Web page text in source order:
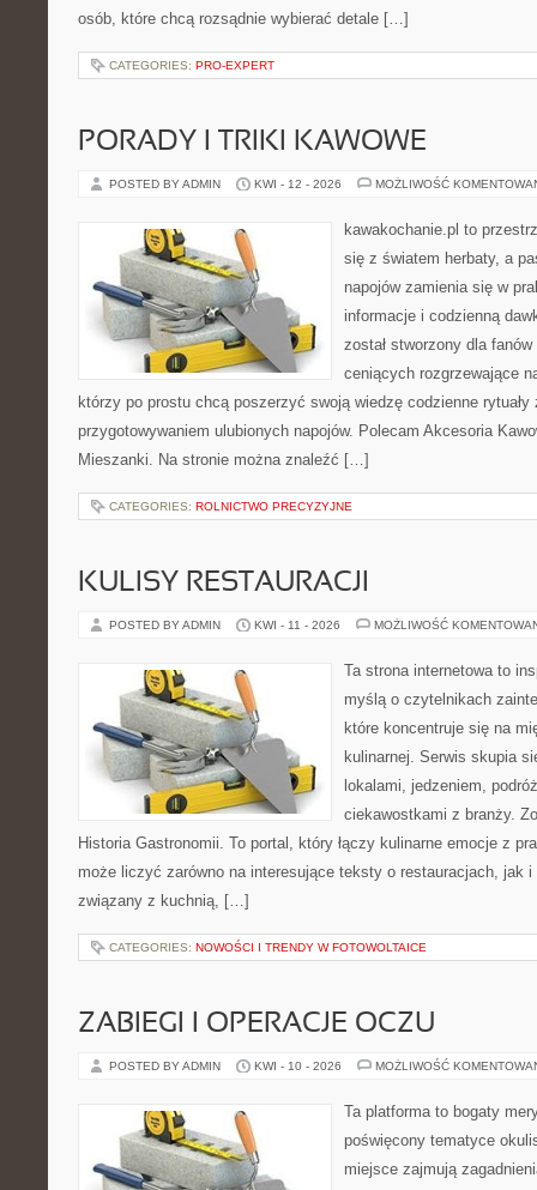
osób, które chcą rozsądnie wybierać detale […]
CATEGORIES: PRO-EXPERT
PORADY I TRIKI KAWOWE
POSTED BY ADMIN KWI - 12 - 2026 MOŻLIWOŚĆ
kawakochanie.pl to
się z światem herbaty, a
napojów zamienia się w
informacje i codzienną
został stworzony dla
ceniących rozgrzewające
którzy po prostu chcą poszerzyć swoją wiedzę codzienne rytuały
przygotowywaniem ulubionych napojów. Polecam Akcesoria
Mieszanki. Na stronie można znaleźć […]
CATEGORIES: ROLNICTWO PRECYZYJNE
KULISY RESTAURACJI
POSTED BY ADMIN KWI - 11 - 2026 MOŻLIWOŚĆ
Ta strona internetowa to
myślą o czytelnikach
które koncentruje się na
kulinarnej. Serwis skupia
lokalami, jedzeniem,
ciekawostkami z branży.
Historia Gastronomii. To portal, który łączy kulinarne emocje z
może liczyć zarówno na interesujące teksty o restauracjach, jak
związany z kuchnią, […]
CATEGORIES: NOWOŚCI I TRENDY W FOTOWOLTAICE
ZABIEGI I OPERACJE OCZU
POSTED BY ADMIN KWI - 10 - 2026 MOŻLIWOŚĆ
Ta platforma to bogaty
poświęcony tematyce
miejsce zajmują